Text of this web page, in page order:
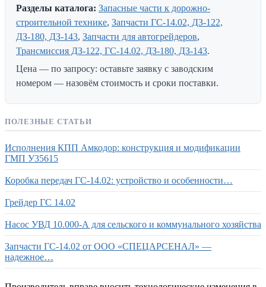
Разделы каталога: Запасные части к дорожно-
строительной технике, Запчасти ГС-14.02, ДЗ-122,
ДЗ-180, ДЗ-143, Запчасти для автогрейдеров,
Трансмиссия ДЗ-122, ГС-14.02, ДЗ-180, ДЗ-143.
Цена — по запросу: оставьте заявку с заводским
номером — назовём стоимость и сроки поставки.
ПОЛЕЗНЫЕ СТАТЬИ
Исполнения КПП Амкодор: конструкция и модификации
ГМП У35615
Коробка передач ГС-14.02: устройство и особенности…
Грейдер ГС 14.02
Насос УВД 10.000-А для сельского и коммунального хозяйства
Запчасти ГС-14.02 от ООО «СПЕЦАРСЕНАЛ» —
надежное…